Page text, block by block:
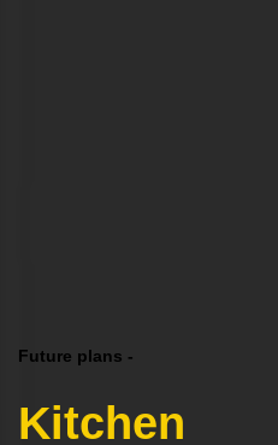
Future plans -
Kitchen